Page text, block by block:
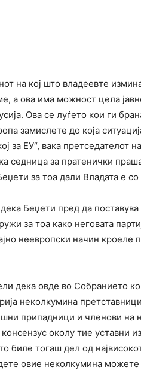
на кој што владеевте
а ова има можност цела
Ова се луѓето кои ги
замислете до која
за ЕУ“, вака претседателот
седница за пратенички
за тоа дали Владата е со
Беџети пред да
за тоа како неговата
неевропски начин кроеле
дека овде во Собранието
неколкумина
припадници и членови на
околу тие уставни
биле тогаш дел од
овие неколкумина